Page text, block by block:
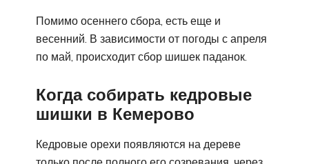
Помимо осеннего сбора, есть еще и
весенний. В зависимости от погоды с апреля
по май, происходит сбор шишек паданок.
Когда собирать кедровые
шишки в Кемерово
Кедровые орехи появляются на дереве